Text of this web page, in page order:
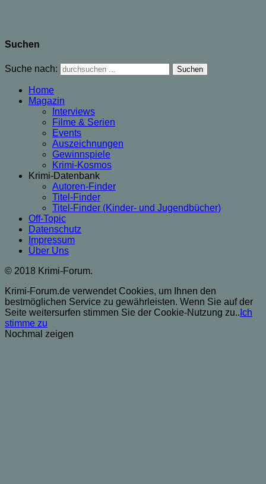
Suchen
Suche nach:
Home
Magazin
Interviews
Filme & Serien
Events
Auszeichnungen
Gewinnspiele
Krimi-Kosmos
Krimi-Datenbank
Autoren-Finder
Titel-Finder
Titel-Finder (Kinder- und Jugendbücher)
Off-Topic
Datenschutz
Impressum
Über Uns
© 2018 Krimi-Forum.
Krimi-Forum.de verwendet Cookies, um Ihnen den
bestmöglichen Service zu gewährleisten. Wenn Sie auf der
Seite weitersurfen stimmen Sie der Cookie-Nutzung zu.. Ich
stimme zu
Nochmal zeigen